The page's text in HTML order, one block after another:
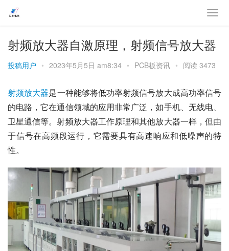
射频放大器自激原理，射频信号放大器
投稿用户 • 2023年5月5日 am8:34 • PCB板资讯 • 阅读 3473
射频放大器是一种能够将低功率射频信号放大成高功率信号
的电路，它在通信领域的应用非常广泛，如手机、无线电、
卫星通信等。射频放大器工作原理和其他放大器一样，但由
于信号在高频段运行，它需要具有高速响应和低噪声的特
性。